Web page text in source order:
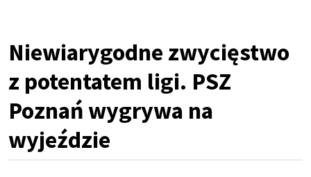
Niewiarygodne zwycięstwo
z potentatem ligi. PSZ
Poznań wygrywa na
wyjeździe